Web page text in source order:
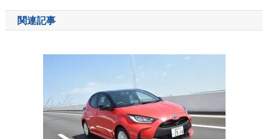
ナ
ビ
関連記事